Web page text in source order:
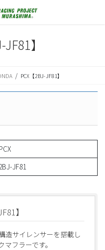
】
PCX【2BJ-JF81】
JF81
】
造サイレンサーを搭載し
マフラーです。